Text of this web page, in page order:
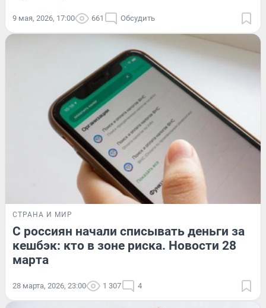
9 мая, 2026, 17:00 661 Обсудить
СТРАНА И МИР
С россиян начали списывать деньги за
кешбэк: кто в зоне риска. Новости 28
марта
28 марта, 2026, 23:00 1 307 4